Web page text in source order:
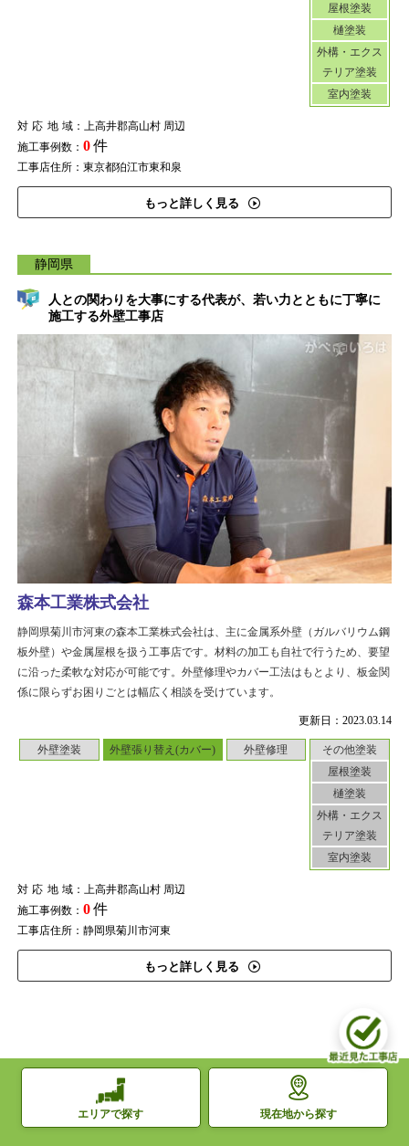
屋根塗装
樋塗装
外構・エクス
テリア塗装
室内塗装
対応地域：上高井郡高山村 周辺
施工事例数： 0件
工事店住所：東京都狛江市東和泉
もっと詳しく見る
静岡県
人との関わりを大事にする代表が、若い力とともに丁寧に
施工する外壁工事店
更新日：2023.03.14
外壁塗装 外壁張り替え(カバー) 外壁修理
その他塗装
屋根塗装
樋塗装
外構・エクス
テリア塗装
室内塗装
対応地域：上高井郡高山村 周辺
施工事例数： 0件
工事店住所：静岡県菊川市河東
もっと詳しく見る
森本工業株式会社
静岡県菊川市河東の森本工業株式会社は、主に金属系外壁（ガルバリウム鋼
板外壁）や金属屋根を扱う工事店です。材料の加工も自社で行うため、要望
に沿った柔軟な対応が可能です。外壁修理やカバー工法はもとより、板金関
係に限らずお困りごとは幅広く相談を受けています。
長野県上高井郡高山村の近く（他の市区町村）
で絞り込む
エリアで探す 現在地から探す